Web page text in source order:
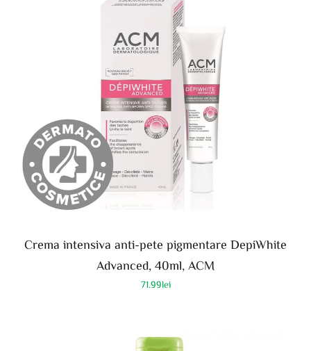
Crema intensiva anti-pete pigmentare DepiWhite
Advanced, 40ml, ACM
71.99lei